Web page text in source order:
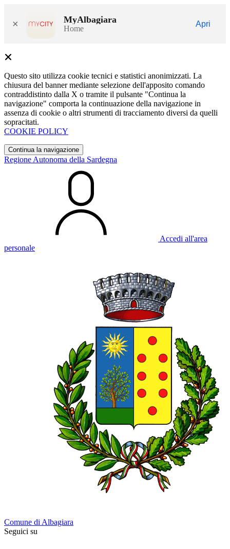
× MyAlbagiara
Home
Apri
Questo sito utilizza cookie tecnici e statistici anonimizzati. La
chiusura del banner mediante selezione dell'apposito comando
contraddistinto dalla X o tramite il pulsante "Continua la
navigazione" comporta la continuazione della navigazione in
assenza di cookie o altri strumenti di tracciamento diversi da quelli
sopracitati.
COOKIE POLICY
Continua la navigazione
Regione Autonoma della Sardegna
Accedi all'area
personale
Comune di Albagiara
Seguici su